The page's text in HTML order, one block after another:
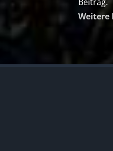
Beitrag.
Weitere